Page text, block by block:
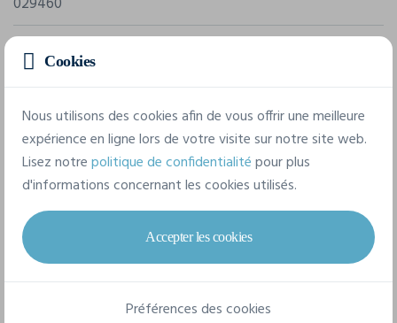
Composition
100% Coton peigné.
5 tailles disponibles
Cookies
Nous utilisons des cookies afin de vous offrir une meilleure
expérience en ligne lors de votre visite sur notre site web.
Lisez notrepolitique de confidentialitépour plus
d'informations concernant les cookies utilisés.
Accepter les cookies
Préférences des cookies